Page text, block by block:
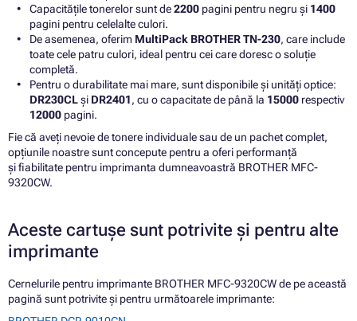
Capacitățile tonerelor sunt de2200 pagini pentru negru și 1400
pagini pentru celelalte culori.
De asemenea, oferim MultiPack BROTHER TN-230, care include
toate cele patru culori, ideal pentru cei care doresc o soluție
completă.
Pentru o durabilitate mai mare, sunt disponibile și unități optice:
DR230CLși DR2401, cu o capacitate de până la 15000 respectiv
12000 pagini.
Fie că aveți nevoie de tonere individuale sau de un pachet complet,
opțiunile noastre sunt concepute pentru a oferi performanță
și fiabilitate pentru imprimanta dumneavoastră BROTHER MFC-
9320CW.
Aceste cartușe sunt potrivite și pentru alte
imprimante
Cernelurile pentru imprimante BROTHER MFC-9320CW de pe această
pagină sunt potrivite și pentru următoarele imprimante: